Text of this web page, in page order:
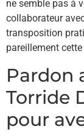
ne semble pas à
collaborateur
transposition
pareillement
Pardon
Torride
pour